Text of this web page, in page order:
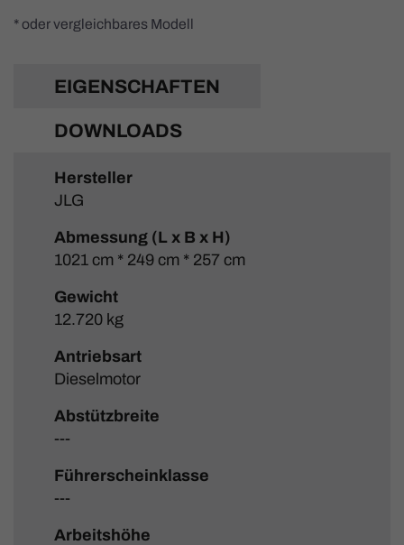
* oder vergleichbares Modell
EIGENSCHAFTEN
DOWNLOADS
Hersteller
JLG
Abmessung (L x B x H)
1021 cm * 249 cm * 257 cm
Gewicht
12.720 kg
Antriebsart
Dieselmotor
Abstützbreite
---
Führerscheinklasse
---
Arbeitshöhe